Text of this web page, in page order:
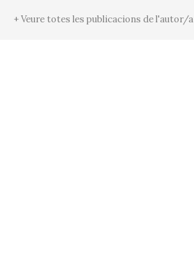
+ Veure totes les publicacions de l'autor/a